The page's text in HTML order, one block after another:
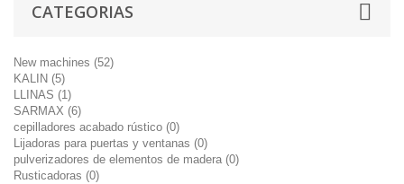
CATEGORIAS
New machines (52)
KALIN (5)
LLINAS (1)
SARMAX (6)
cepilladores acabado rústico (0)
Lijadoras para puertas y ventanas (0)
pulverizadores de elementos de madera (0)
Rusticadoras (0)